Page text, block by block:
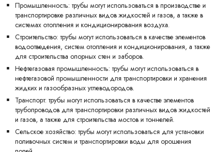
Промышленность: трубы могут использоваться в производстве и
транспортировке различных видов жидкостей и газов, а также в
системах отопления и кондиционирования воздуха.
Строительство: трубы могут использоваться в качестве элементов
водоотведения, систем отопления и кондиционирования, а также
для строительства опорных стен и заборов.
Нефтегазовая промышленность: трубы могут использоваться в
нефтегазовой промышленности для транспортировки и хранения
жидких и газообразных углеводородов.
Транспорт: трубы могут использоваться в качестве элементов
трубопроводов для транспортировки различных видов жидкостей
и газов, а также для строительства мостов и тоннелей.
Сельское хозяйство: трубы могут использоваться для установки
поливочных систем и транспортировки воды для орошения